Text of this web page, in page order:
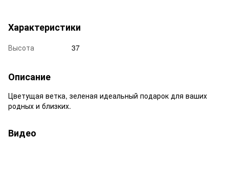
Характеристики
Высота 37
Описание
Цветущая ветка, зеленая идеальный подарок для ваших
родных и близких.
Видео